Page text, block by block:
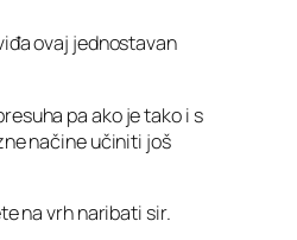
ovaj jednostavan
pa ako je tako i s
načine učiniti još
na vrh naribati sir.